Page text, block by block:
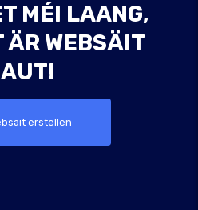
MÉI LAANG,
ÄR WEBSÄIT
erstellen